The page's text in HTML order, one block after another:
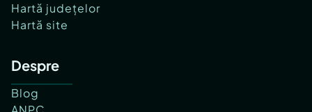
Hartă județelor
Hartă site
Despre
Blog